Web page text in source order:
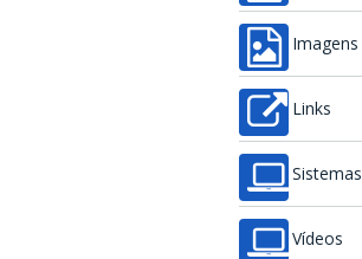
Imagens
Links
Sistemas
Vídeos